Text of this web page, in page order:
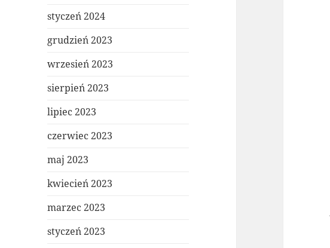
styczeń 2024
grudzień 2023
wrzesień 2023
sierpień 2023
lipiec 2023
czerwiec 2023
maj 2023
kwiecień 2023
marzec 2023
styczeń 2023